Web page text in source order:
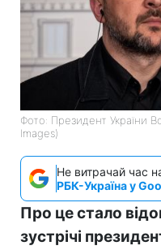
Фото: Президент України
Images)
Не витрачай час
РБК-Україна у
Про це стало
зустрічі